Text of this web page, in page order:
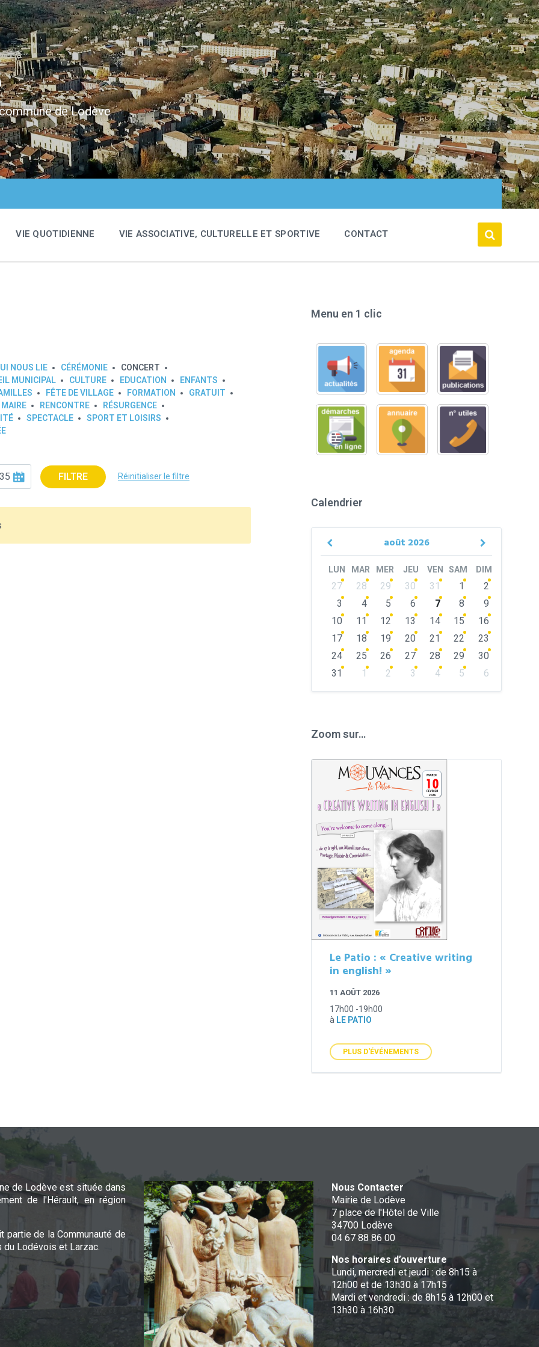
de Lodève
VIE QUOTIDIENNE VIE ASSOCIATIVE, CULTURELLE ET SPORTIVE CONTACT
NOUS LIE CÉRÉMONIE
CONCERT
MUNICIPAL CULTURE EDUCATION
ENFANTS
FÊTE DE VILLAGE FORMATION
GRATUIT
MAIRE RENCONTRE
RÉSURGENCE
SPECTACLE
SPORT ET LOISIRS
FILTRE Réinitialiser le filtre
Menu en 1 clic
Calendrier
août 2026
Previous
Next
LUN MAR MER JEU VEN SAM DIM
Skip
calendar
days
27 28 29 30 31 1
2
3
4 5 6 7 8
9
10
11 12 13 14 15
16
17
18 19 20 21 22
23
24
25 26 27 28 29
30
31
1 2 3 4 5
6
Zoom sur…
Le Patio : « Creative writing
in english! »
11 AOÛT 2026
17h00 -19h00
à LE PATIO
PLUS D'ÉVÉNEMENTS
de Lodève est située dans
de l'Hérault, en région
partie de la Communauté de
du Lodévois et Larzac.
Nous Contacter
Mairie de Lodève
7 place de l'Hôtel de Ville
34700 Lodève
04 67 88 86 00
Nos horaires d’ouverture
Lundi, mercredi et jeudi : de 8h15 à
12h00 et de 13h30 à 17h15
Mardi et vendredi : de 8h15 à 12h00 et
13h30 à 16h30